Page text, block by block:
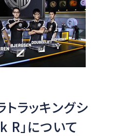
ラッキングシ
R」について